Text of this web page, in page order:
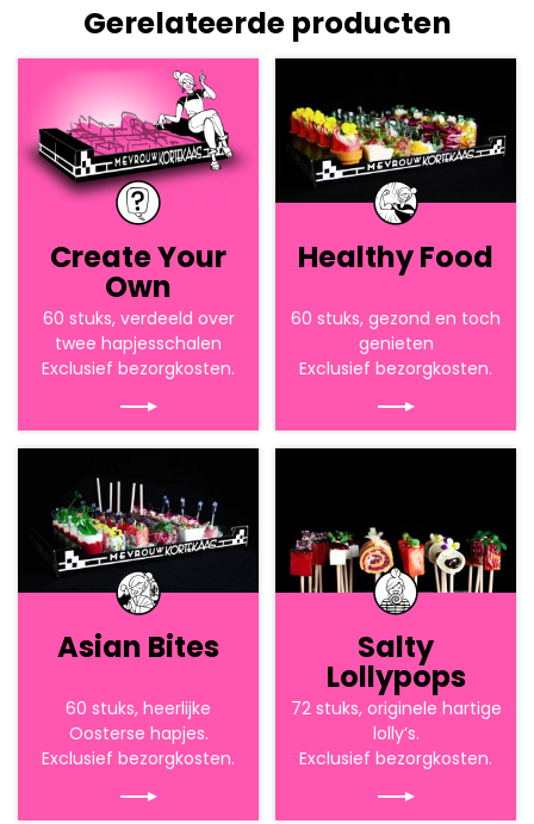
Gerelateerde producten
Create Your
Own
60 stuks, verdeeld over
twee hapjesschalen
Exclusief bezorgkosten.
Healthy Food
60 stuks, gezond en toch
genieten
Exclusief bezorgkosten.
Asian Bites
60 stuks, heerlijke
Oosterse hapjes.
Exclusief bezorgkosten.
Salty
Lollypops
72 stuks, originele hartige
lolly’s.
Exclusief bezorgkosten.